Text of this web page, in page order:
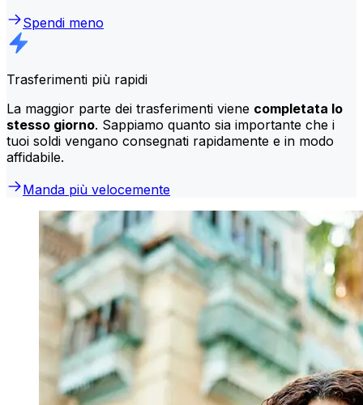
Spendi meno
Trasferimenti più rapidi
La maggior parte dei trasferimenti viene completata lo
stesso giorno. Sappiamo quanto sia importante che i
tuoi soldi vengano consegnati rapidamente e in modo
affidabile.
Manda più velocemente